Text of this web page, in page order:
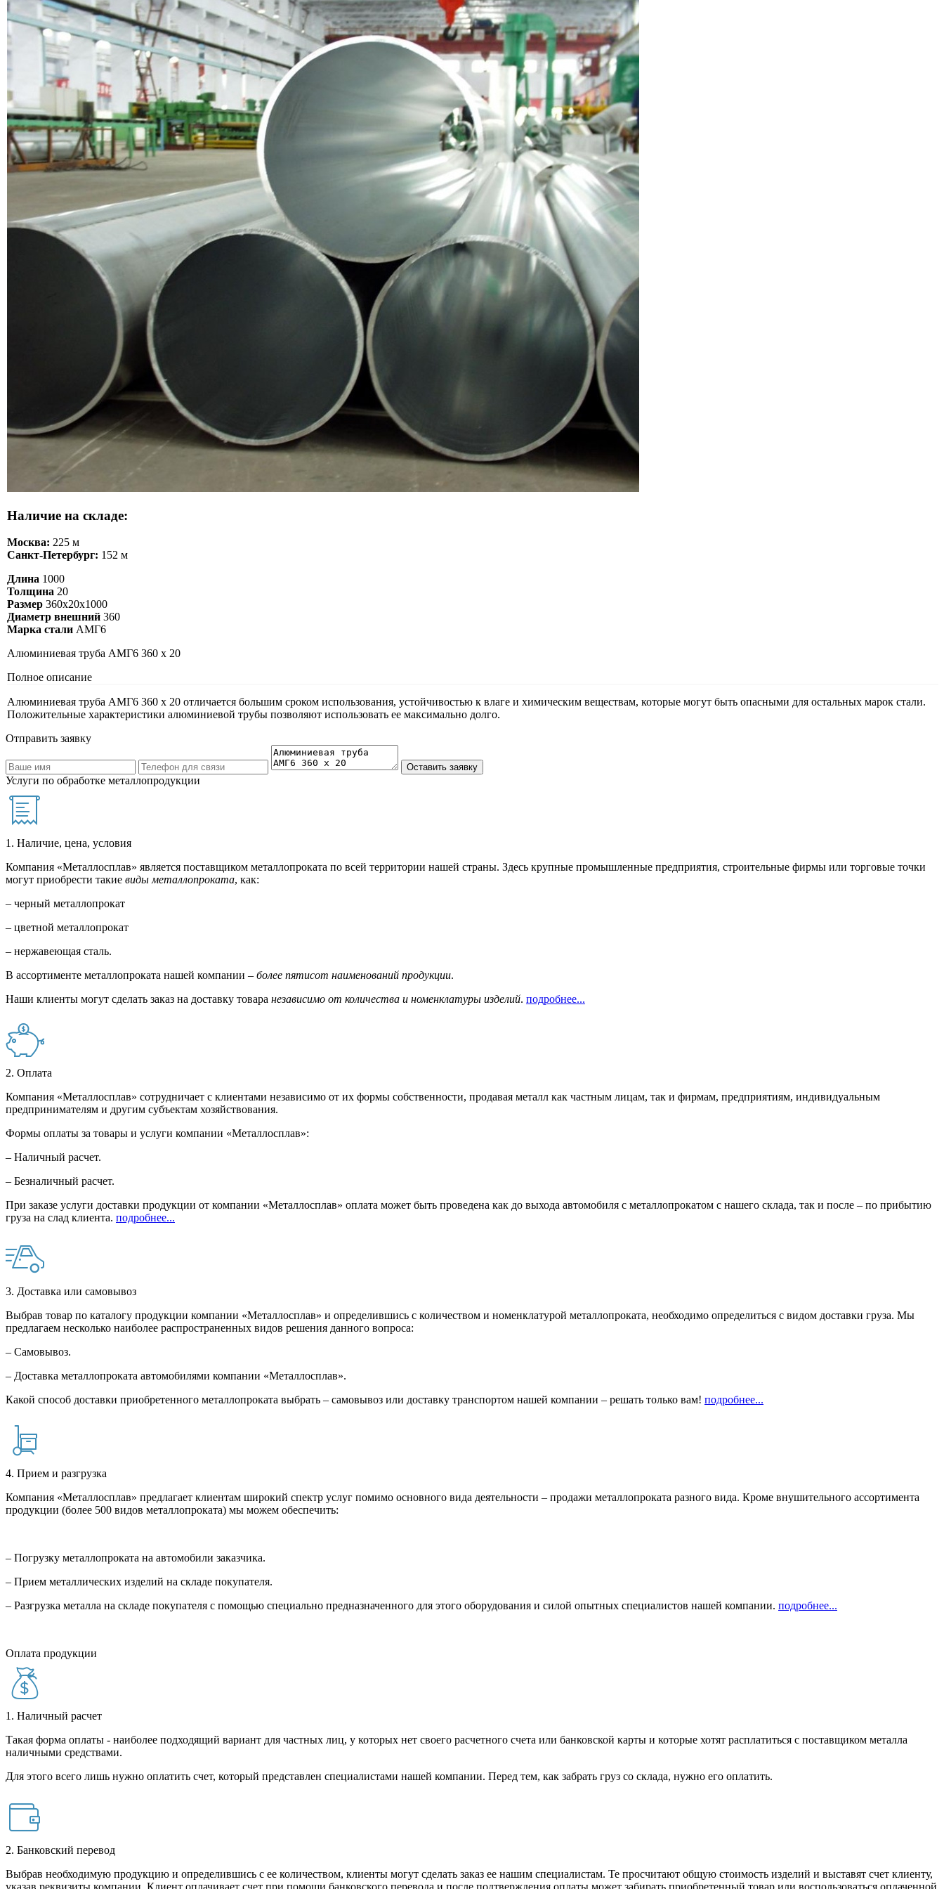
Наличие на складе:
Москва: 225 м
Санкт-Петербург: 152 м
Длина 1000
Толщина 20
Размер 360х20х1000
Диаметр внешний 360
Марка стали АМГ6
Алюминиевая труба АМГ6 360 х 20
Полное описание
Алюминиевая труба АМГ6 360 х 20 отличается большим сроком использования, устойчивостью к влаге и химическим веществам, которые могут быть опасными для остальных марок стали.
Положительные характеристики алюминиевой трубы позволяют использовать ее максимально долго.
Отправить заявку
Услуги по обработке металлопродукции
1. Наличие, цена, условия
Компания «Металлосплав» является поставщиком металлопроката по всей территории нашей страны. Здесь крупные промышленные предприятия, строительные фирмы или торговые точки
могут приобрести такие виды металлопроката, как:
– черный металлопрокат
– цветной металлопрокат
– нержавеющая сталь.
В ассортименте металлопроката нашей компании – более пятисот наименований продукции.
Наши клиенты могут сделать заказ на доставку товара независимо от количества и номенклатуры изделий. подробнее...
2. Оплата
Компания «Металлосплав» сотрудничает с клиентами независимо от их формы собственности, продавая металл как частным лицам, так и фирмам, предприятиям, индивидуальным
предпринимателям и другим субъектам хозяйствования.
Формы оплаты за товары и услуги компании «Металлосплав»:
– Наличный расчет.
– Безналичный расчет.
При заказе услуги доставки продукции от компании «Металлосплав» оплата может быть проведена как до выхода автомобиля с металлопрокатом с нашего склада, так и после – по прибытию
груза на слад клиента. подробнее...
3. Доставка или самовывоз
Выбрав товар по каталогу продукции компании «Металлосплав» и определившись с количеством и номенклатурой металлопроката, необходимо определиться с видом доставки груза. Мы
предлагаем несколько наиболее распространенных видов решения данного вопроса:
– Самовывоз.
– Доставка металлопроката автомобилями компании «Металлосплав».
Какой способ доставки приобретенного металлопроката выбрать – самовывоз или доставку транспортом нашей компании – решать только вам! подробнее...
4. Прием и разгрузка
Компания «Металлосплав» предлагает клиентам широкий спектр услуг помимо основного вида деятельности – продажи металлопроката разного вида. Кроме внушительного ассортимента
продукции (более 500 видов металлопроката) мы можем обеспечить:
– Погрузку металлопроката на автомобили заказчика.
– Прием металлических изделий на складе покупателя.
– Разгрузка металла на складе покупателя с помощью специально предназначенного для этого оборудования и силой опытных специалистов нашей компании. подробнее...
Оплата продукции
1. Наличный расчет
Такая форма оплаты - наиболее подходящий вариант для частных лиц, у которых нет своего расчетного счета или банковской карты и которые хотят расплатиться с поставщиком металла
наличными средствами.
Для этого всего лишь нужно оплатить счет, который представлен специалистами нашей компании. Перед тем, как забрать груз со склада, нужно его оплатить.
2. Банковский перевод
Выбрав необходимую продукцию и определившись с ее количеством, клиенты могут сделать заказ ее нашим специалистам. Те просчитают общую стоимость изделий и выставят счет клиенту,